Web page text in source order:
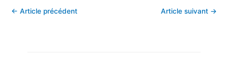
← Article précédent Article suivant →